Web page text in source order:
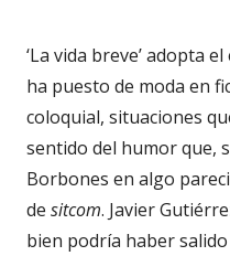
‘La vida breve’ adopta
ha puesto de moda en
coloquial, situaciones
sentido del humor que,
Borbones en algo
de sitcom. Javier
bien podría haber